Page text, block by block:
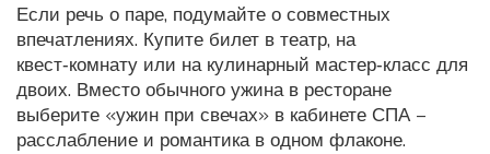
Если речь о паре, подумайте о совместных
впечатлениях. Купите билет в театр, на
квест‑комнату или на кулинарный мастер‑класс для
двоих. Вместо обычного ужина в ресторане
выберите «ужин при свечах» в кабинете СПА –
расслабление и романтика в одном флаконе.